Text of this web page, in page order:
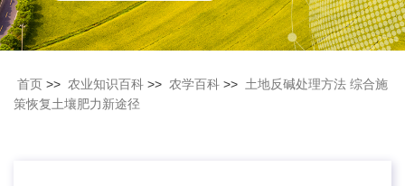
首页 >> 农业知识百科 >> 农学百科 >> 土地反碱处理方法 综合施
策恢复土壤肥力新途径